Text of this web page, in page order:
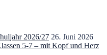
2026/27 26. Juni 2026
5-7 – mit Kopf und Herz